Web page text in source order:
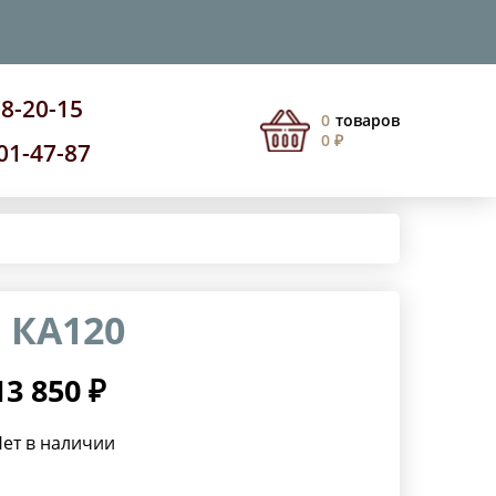
20-15
47-87
0 товаров
0 ₽
850 ₽
в наличии